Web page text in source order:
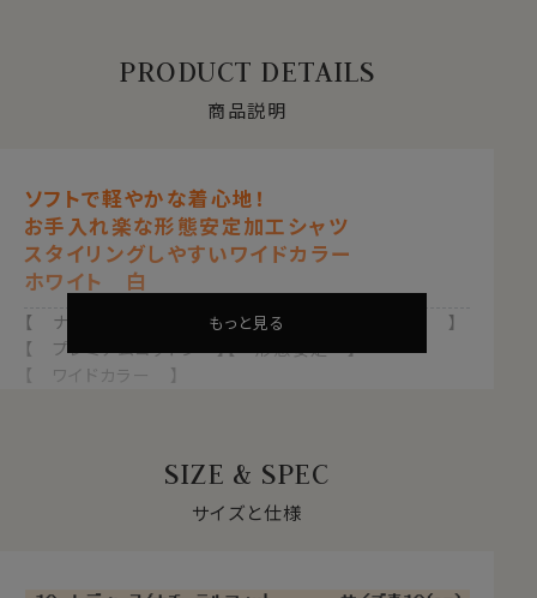
PRODUCT DETAILS
商品説明
ソフトで軽やかな着心地！
お手入れ楽な形態安定加工シャツ
スタイリングしやすいワイドカラー
ホワイト 白
【 ナチュラルフィット 】【 綿100％・80番手双糸 】
【 プレミアムコットン 】【 形態安定 】
【 ワイドカラー 】
★プレミアムコットン＝ペルヴィアンピマ使用
もっと見る
SIZE & SPEC
サイズと仕様